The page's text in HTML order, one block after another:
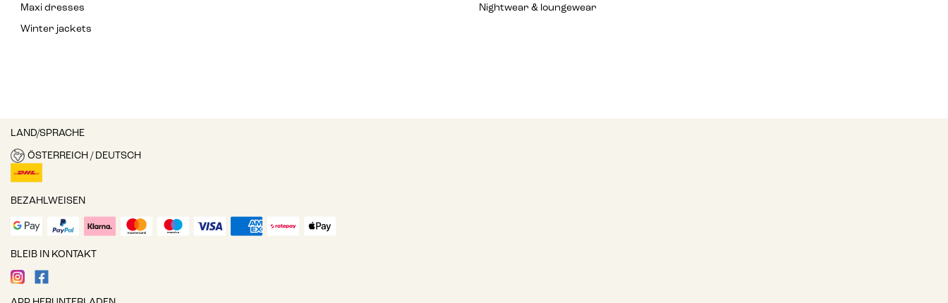
Maxi dresses
Nightwear & loungewear
Winter jackets
LAND/SPRACHE
ÖSTERREICH / DEUTSCH
BEZAHLWEISEN
BLEIB IN KONTAKT